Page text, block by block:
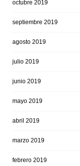
octubre 2019
septiembre 2019
agosto 2019
julio 2019
junio 2019
mayo 2019
abril 2019
marzo 2019
febrero 2019